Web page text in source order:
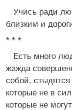
Учись ради
близким и
* * *
Есть много
жажда
собой,
которые не в
которые не